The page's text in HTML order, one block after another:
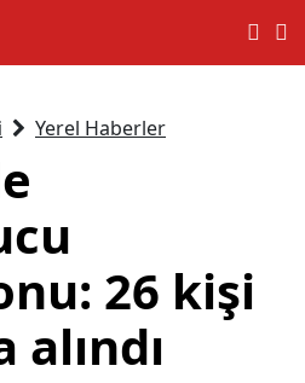
Yerel Haberler
26 kişi
alındı